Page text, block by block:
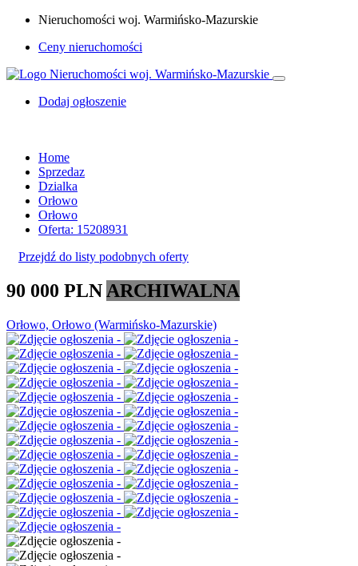
Nieruchomości woj. Warmińsko-Mazurskie
Ceny nieruchomości
Dodaj ogłoszenie
Home
Sprzedaz
Dzialka
Orłowo
Orłowo
Oferta: 15208931
Przejdź do listy podobnych oferty
90 000 PLN ARCHIWALNA
Orłowo, Orłowo (Warmińsko-Mazurskie)